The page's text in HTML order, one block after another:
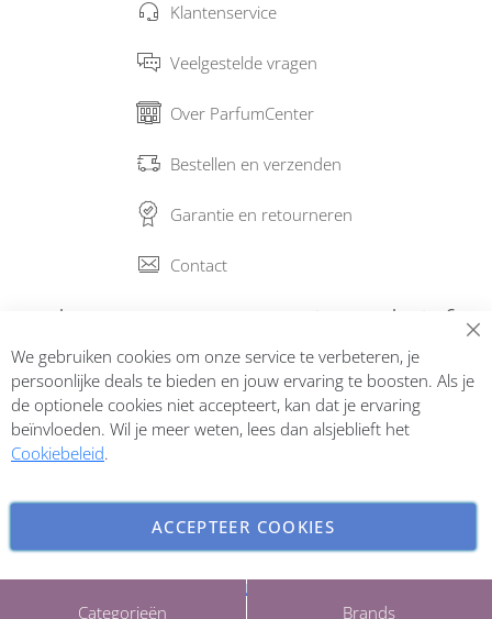
Categorieën Brands
Klantenservice
Veelgestelde vragen
Over ParfumCenter
Bestellen en verzenden
Garantie en retourneren
Contact
Abonneer op onze nieuwsbrief
Inschrijven
Copyright © 2026 ParfumCenter.nl. All rights reserved.
We gebruiken cookies om onze service te verbeteren, je
persoonlijke deals te bieden en jouw ervaring te boosten. Als je
de optionele cookies niet accepteert, kan dat je ervaring
beïnvloeden. Wil je meer weten, lees dan alsjeblieft het
Cookiebeleid.
ACCEPTEER COOKIES
INSTELLINGEN AANPASSEN